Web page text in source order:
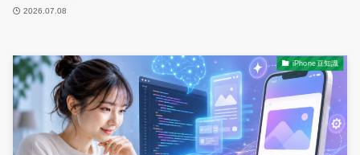
2026.07.08
iPhone豆知識